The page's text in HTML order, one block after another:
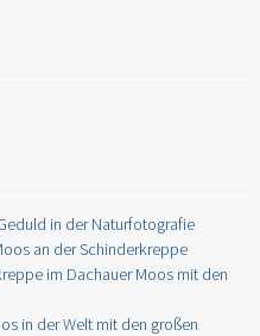
in der Naturfotografie
an der Schinderkreppe
im Dachauer Moos mit den
in der Welt mit den großen